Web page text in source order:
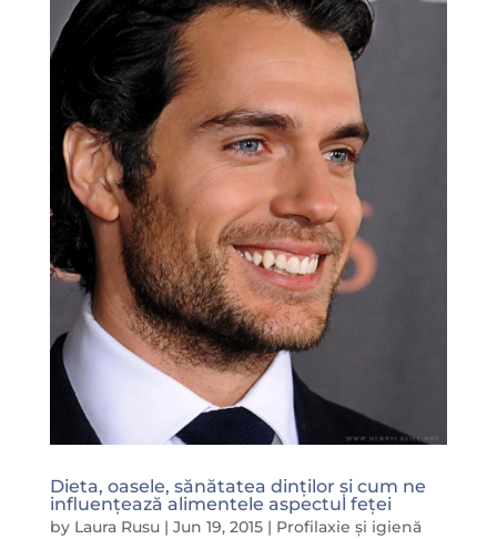
Dieta, oasele, sănătatea dinților și cum ne
influențează alimentele aspectul feței
by Laura Rusu| Jun 19, 2015| Profilaxie și igienă